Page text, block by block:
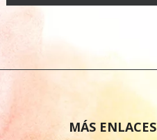
MÁS ENLACES